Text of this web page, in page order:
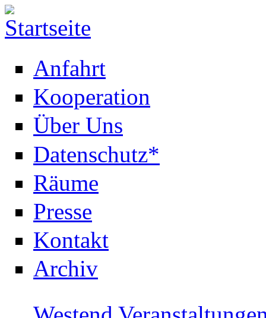
Anfahrt
Kooperation
Über Uns
Datenschutz*
Räume
Presse
Kontakt
Archiv